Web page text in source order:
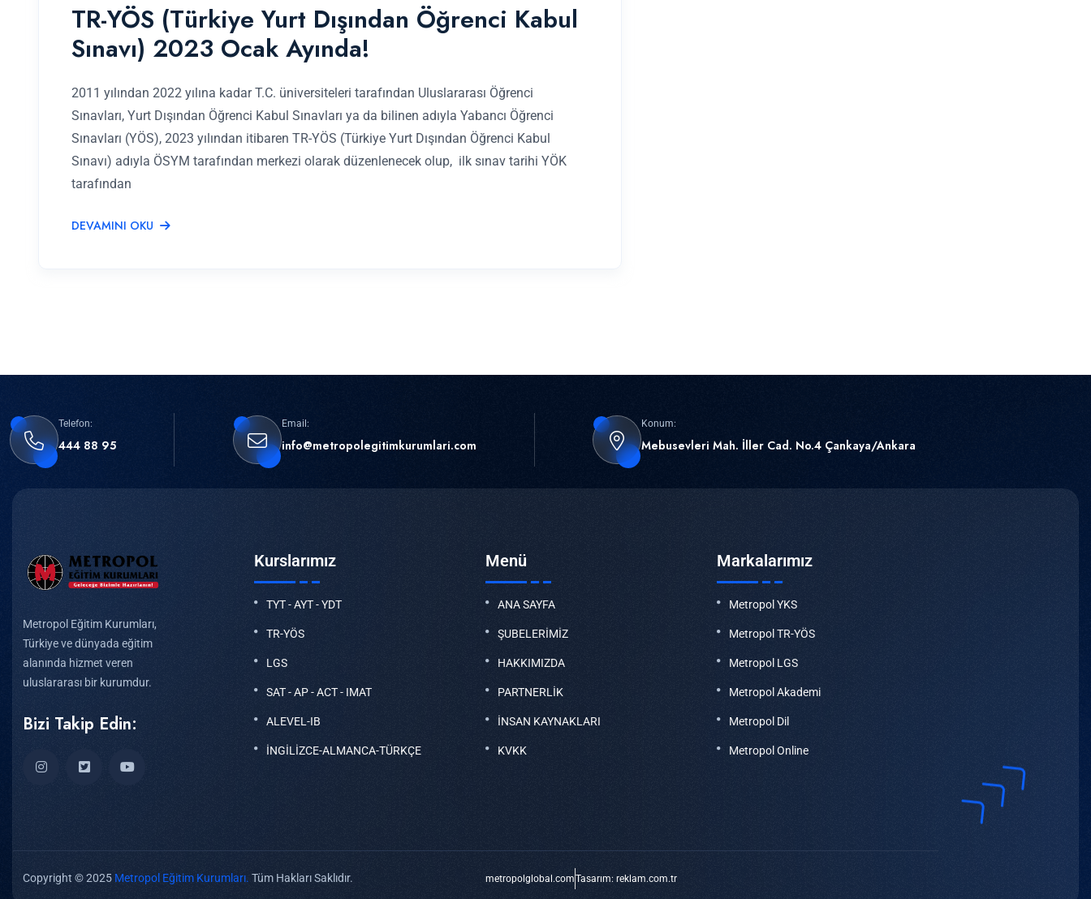
TR-YÖS (Türkiye Yurt Dışından Öğrenci Kabul
Sınavı) 2023 Ocak Ayında!
2011 yılından 2022 yılına kadar T.C. üniversiteleri tarafından Uluslararası Öğrenci
Sınavları, Yurt Dışından Öğrenci Kabul Sınavları ya da bilinen adıyla Yabancı Öğrenci
Sınavları (YÖS), 2023 yılından itibaren TR-YÖS (Türkiye Yurt Dışından Öğrenci Kabul
Sınavı) adıyla ÖSYM tarafından merkezi olarak düzenlenecek olup, ilk sınav tarihi YÖK
tarafından
DEVAMINI OKU
Telefon:
444 88 95
Email:
info@metropolegitimkurumlari.com
Konum:
Mebusevleri Mah. İller Cad. No.4 Çankaya/Ankara
Metropol Eğitim Kurumları,
Türkiye ve dünyada eğitim
alanında hizmet veren
uluslararası bir kurumdur.
Bizi Takip Edin:
Kurslarımız
TYT - AYT - YDT
TR-YÖS
LGS
SAT - AP - ACT - IMAT
ALEVEL-IB
İNGİLİZCE-ALMANCA-TÜRKÇE
Menü
ANA SAYFA
ŞUBELERİMİZ
HAKKIMIZDA
PARTNERLİK
İNSAN KAYNAKLARI
KVKK
Markalarımız
Metropol YKS
Metropol TR-YÖS
Metropol LGS
Metropol Akademi
Metropol Dil
Metropol Online
Copyright © 2025 Metropol Eğitim Kurumları. Tüm Hakları Saklıdır. metropolglobal.comTasarım: reklam.com.tr